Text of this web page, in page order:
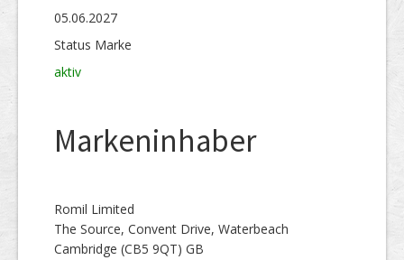
05.06.2027
Status Marke
aktiv
Markeninhaber
Romil Limited
The Source, Convent Drive, Waterbeach
Cambridge (CB5 9QT) GB